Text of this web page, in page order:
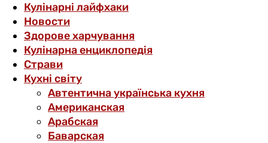
Кулінарні лайфхаки
Новости
Здорове харчування
Кулінарна енциклопедія
Страви
Кухні світу
Автентична українська кухня
Американская
Арабская
Баварская